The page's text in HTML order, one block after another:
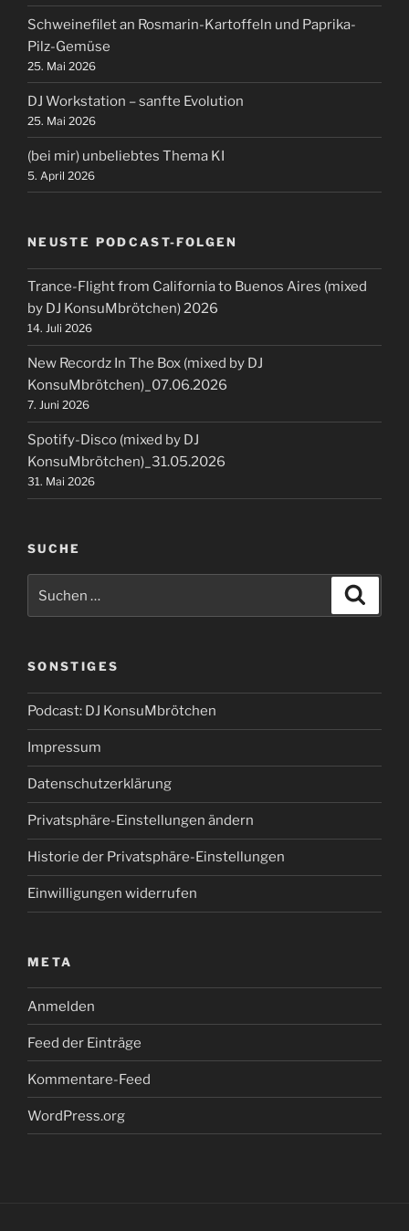
Schweinefilet an Rosmarin-Kartoffeln und Paprika-
Pilz-Gemüse
25. Mai 2026
DJ Workstation – sanfte Evolution
25. Mai 2026
(bei mir) unbeliebtes Thema KI
5. April 2026
NEUSTE PODCAST-FOLGEN
Trance-Flight from California to Buenos Aires (mixed
by DJ KonsuMbrötchen) 2026
14. Juli 2026
New Recordz In The Box (mixed by DJ
KonsuMbrötchen)_07.06.2026
7. Juni 2026
Spotify-Disco (mixed by DJ
KonsuMbrötchen)_31.05.2026
31. Mai 2026
SUCHE
SONSTIGES
Podcast: DJ KonsuMbrötchen
Impressum
Datenschutzerklärung
Privatsphäre-Einstellungen ändern
Historie der Privatsphäre-Einstellungen
Einwilligungen widerrufen
META
Anmelden
Feed der Einträge
Kommentare-Feed
WordPress.org